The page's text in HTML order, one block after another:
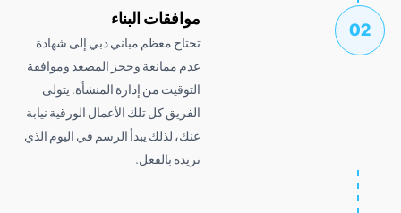
موافقات البناء
تحتاج معظم مباني دبي إلى شهادة
عدم ممانعة وحجز المصعد وموافقة
التوقيت من إدارة المنشأة. يتولى
الفريق كل تلك الأعمال الورقية نيابة
عنك، لذلك يبدأ الرسم في اليوم الذي
تريده بالفعل.